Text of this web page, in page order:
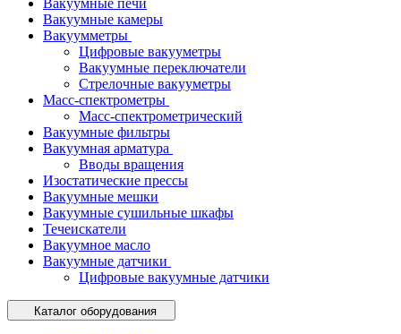
Вакуумные печи
Вакуумные камеры
Вакуумметры
Цифровые вакууметры
Вакуумные переключатели
Стрелочные вакууметры
Масс-спектрометры
Масс-спектрометрический
Вакуумные фильтры
Вакуумная арматура
Вводы вращения
Изостатические прессы
Вакуумные мешки
Вакуумные сушильные шкафы
Течеискатели
Вакуумное масло
Вакуумные датчики
Цифровые вакуумные датчики
Каталог оборудования